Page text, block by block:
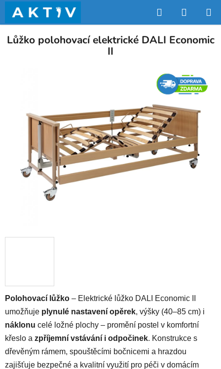
obsah
Hledat
KOŠÍK
Polohovací lůžko – Elektrické lůžko DALI Economic II
umožňuje plynulé nastavení opěrek, výšky (40–85 cm) i
náklonu celé ložné plochy – promění postel v komfortní
křeslo a zpříjemní vstávání i odpočinek. Konstrukce s
dřevěným rámem, spouštěcími bočnicemi a hrazdou
zajišťuje bezpečné a kvalitní využití pro péči v domácím
Lůžko polohovací elektrické DALI Economic
II